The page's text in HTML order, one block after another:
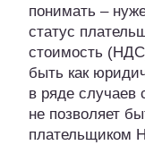
понимать –
статус
стоимость
быть как
в ряде случаев
не позволяет
плательщиком